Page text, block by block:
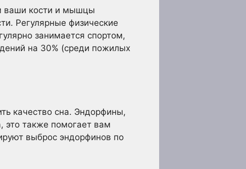
ваши кости и мышцы
Регулярные физические
занимается спортом,
на 30% (среди пожилых
качество сна. Эндорфины,
это также помогает вам
выброс эндорфинов по